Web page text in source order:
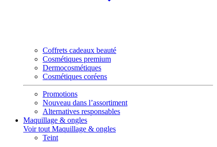
Coffrets cadeaux beauté
Cosmétiques premium
Dermocosmétiques
Cosmétiques coréens
Promotions
Nouveau dans l’assortiment
Alternatives responsables
Maquillage & ongles
Voir tout Maquillage & ongles
Teint